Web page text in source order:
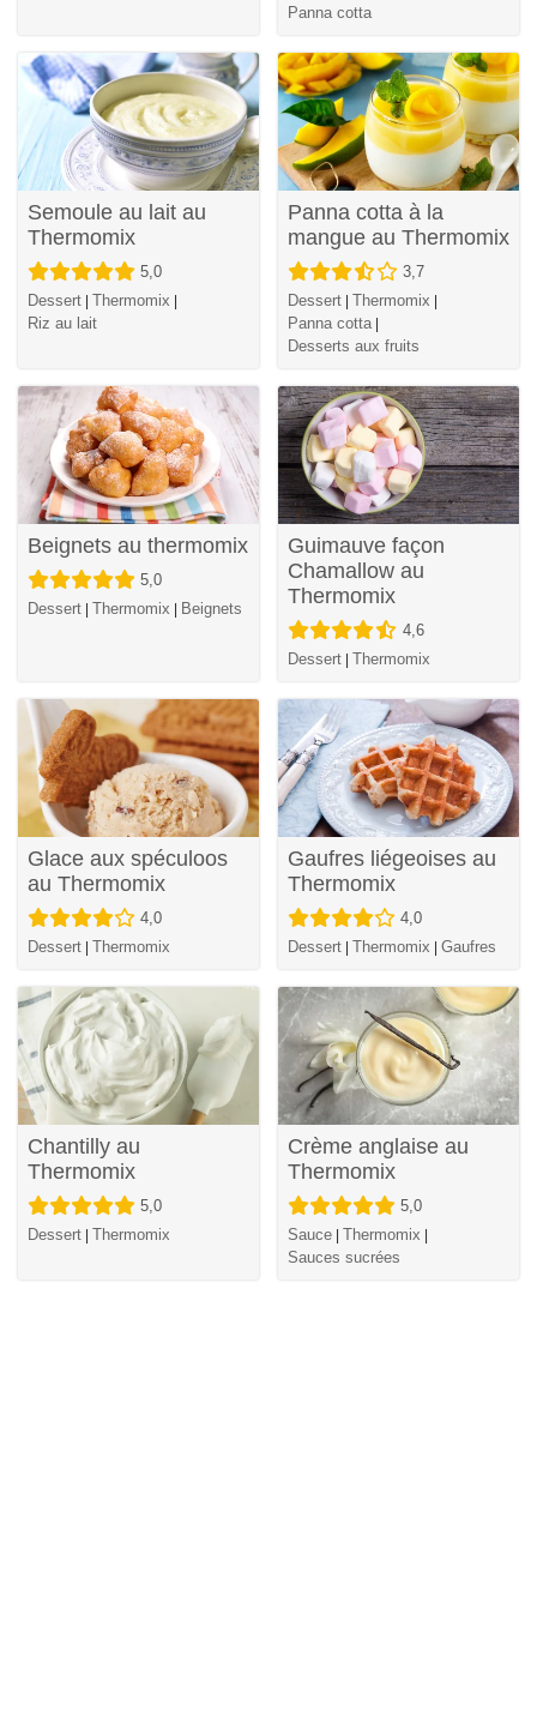
Panna cotta
Semoule au lait au
Thermomix
5,0
Dessert | Thermomix |
Riz au lait
Panna cotta à la
mangue au Thermomix
3,7
Dessert | Thermomix |
Panna cotta |
Desserts aux fruits
Beignets au thermomix
5,0
Dessert | Thermomix | Beignets
Guimauve façon
Chamallow au
Thermomix
4,6
Dessert | Thermomix
Glace aux spéculoos
au Thermomix
4,0
Dessert | Thermomix
Gaufres liégeoises au
Thermomix
4,0
Dessert | Thermomix | Gaufres
Chantilly au
Thermomix
5,0
Dessert | Thermomix
Crème anglaise au
Thermomix
5,0
Sauce | Thermomix |
Sauces sucrées